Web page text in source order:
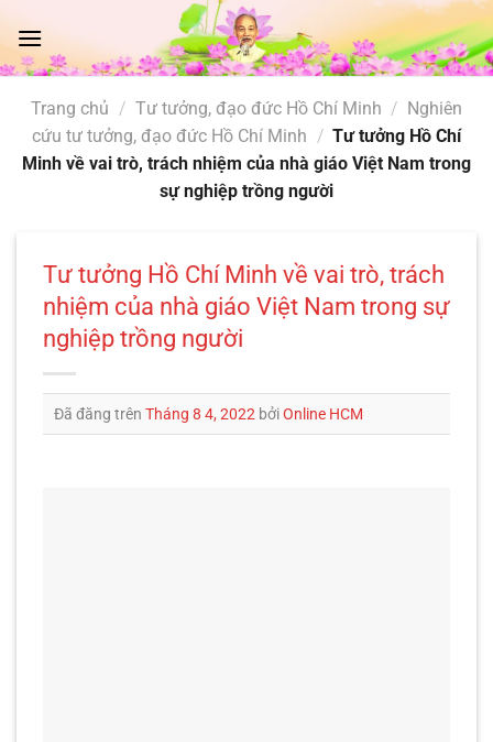
đến
nội
Trang chủ / Tư tưởng, đạo đức Hồ Chí Minh / Nghiên
cứu tư tưởng, đạo đức Hồ Chí Minh / Tư tưởng Hồ Chí
Minh về vai trò, trách nhiệm của nhà giáo Việt Nam trong
sự nghiệp trồng người
Tư tưởng Hồ Chí Minh về vai trò, trách
nhiệm của nhà giáo Việt Nam trong sự
nghiệp trồng người
Đã đăng trên Tháng 8 4, 2022 bởiOnline HCM